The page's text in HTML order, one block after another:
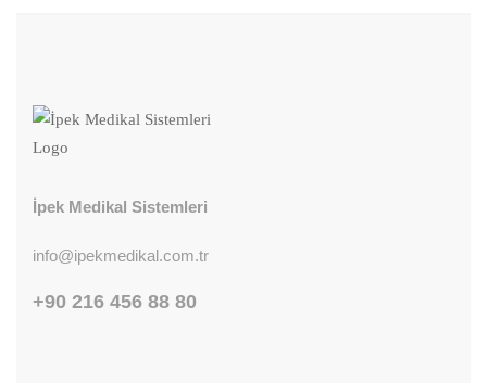
Softec OA
İpek Medikal Sistemleri
info@ipekmedikal.com.tr
+90 216 456 88 80